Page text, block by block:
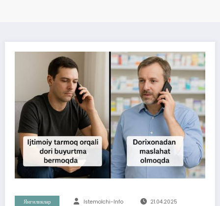
Янгиликлар Istemolchi-Info 21.04.2025